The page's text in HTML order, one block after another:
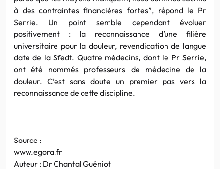
à des contraintes financières fortes”, répond le Pr
Serrie. Un point semble cependant évoluer
positivement : la reconnaissance d’une filière
universitaire pour la douleur, revendication de langue
date de la Sfedt. Quatre médecins, dont le Pr Serrie,
ont été nommés professeurs de médecine de la
douleur. C’est sans doute un premier pas vers la
reconnaissance de cette discipline.
Source :
www.egora.fr
Auteur : Dr Chantal Guéniot